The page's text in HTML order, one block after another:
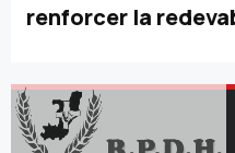
renforcer la